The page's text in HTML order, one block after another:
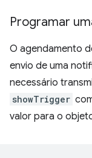
Programar
O agendamento
envio de uma
necessário
showTrigger
valor para o